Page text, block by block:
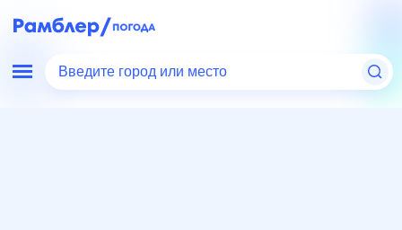
Введите город или место